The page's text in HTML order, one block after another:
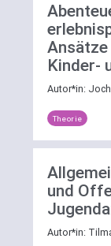
Kinder-
Autor*in:
Theorie
und
Autor*in: